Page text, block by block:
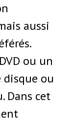
aussi
ou un
disque ou
Dans cet